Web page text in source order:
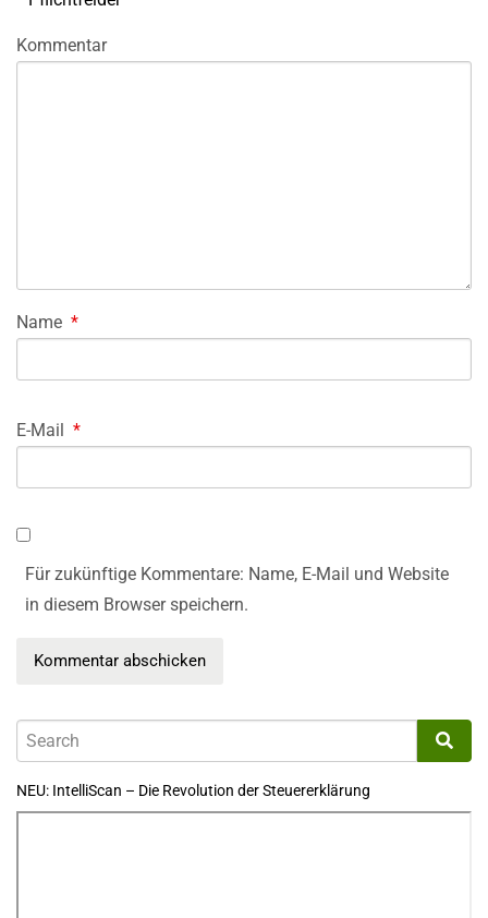
Kommentar
Name *
E-Mail *
Für zukünftige Kommentare: Name, E-Mail und Website
in diesem Browser speichern.
NEU: IntelliScan – Die Revolution der Steuererklärung